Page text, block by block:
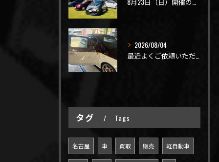
2026/08/04
タグ Tags
名古屋 車 買取 販売 軽自動車